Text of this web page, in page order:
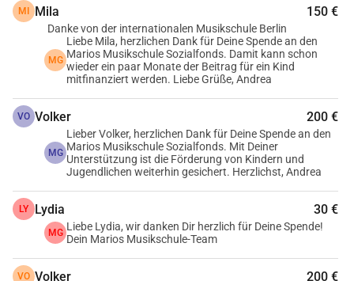
2. Развитие на готовността за постижения:
Музиката
често изисква упорита работа и постоянство, за да се
подобрят уменията и да се постигнат напредък.
Предизвикателствата при изучаването на инструмент
за усилия, за да се постигнат поставените цели.
3. Насърчаване на издръжливост: Урокът по музика
изисква редовно упражнение в продължение на дълъг
период от време. Това помага за развиването на
издръжливост и постоянство, което е полезно и в
други области на живота.
Увеличаване на способността за концентрация:
внимание към детайли като ноти, ритъм и техника.
MI Mila 150 €
Danke von der internationalen Musikschule Berlin
MG
Liebe Mila, herzlichen Dank für Deine Spende an den
Marios Musikschule Sozialfonds. Damit kann schon
wieder ein paar Monate der Beitrag für ein Kind
mitfinanziert werden. Liebe Grüße, Andrea
VO Volker 200 €
MG
Lieber Volker, herzlichen Dank für Deine Spende an den
Marios Musikschule Sozialfonds. Mit Deiner
Unterstützung ist die Förderung von Kindern und
Jugendlichen weiterhin gesichert. Herzlichst, Andrea
LY Lydia 30 €
MG Liebe Lydia, wir danken Dir herzlich für Deine Spende!
Dein Marios Musikschule-Team
VO Volker 200 €